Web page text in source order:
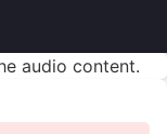
audio content.